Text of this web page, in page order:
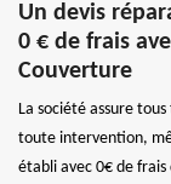
Un devis
0 € de frais
Couverture
La société assure
toute intervention,
établi avec 0€ de